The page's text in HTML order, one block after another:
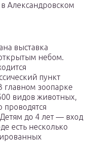
Александровском
выставка
небом.
пункт
главном зоопарке
видов животных,
проводятся
до 4 лет — вход
есть несколько